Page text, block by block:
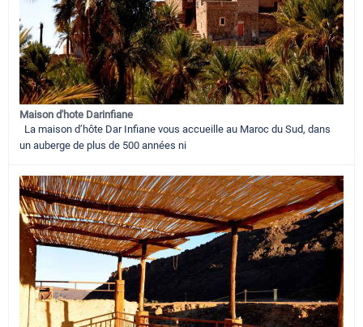
Maison d'hote Darinfiane
La maison d’hôte Dar Infiane vous accueille au Maroc du Sud, dans
un auberge de plus de 500 années ni